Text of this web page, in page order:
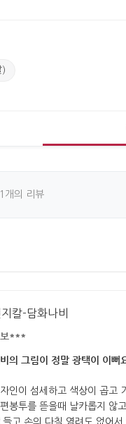
)
1개의 리뷰
칼-담화나비
보***
의 그림이 정말 광택이 이뻐
인이 섬세하고 색상이 곱고
봉투를 뜯을때 날카롭지 않
들고 손의 다칠 염려도 없어